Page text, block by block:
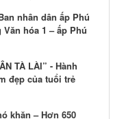
nhân dân ấp Phú
hóa 1 – ấp Phú
TÀ LÀI” - Hành
đẹp của tuổi trẻ
khăn – Hơn 650